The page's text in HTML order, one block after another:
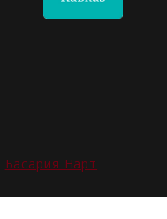
Басария Нарт